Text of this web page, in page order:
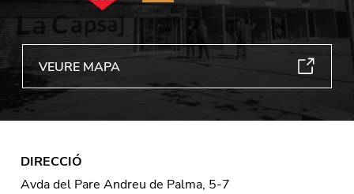
VEURE MAPA
DIRECCIÓ
Avda del Pare Andreu de Palma, 5-7